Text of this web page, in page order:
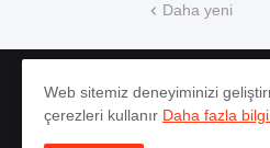
Daha yeni
Web sitemiz deneyiminizi
çerezleri kullanır Daha fazla